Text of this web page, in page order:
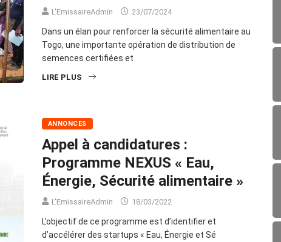
L'EmissaireAdmin 23/07/2024
Dans un élan pour renforcer la sécurité alimentaire au
Togo, une importante opération de distribution de
semences certifiées et
LIRE PLUS
ANNONCES
Appel à candidatures :
Programme NEXUS « Eau,
Énergie, Sécurité alimentaire »
L'EmissaireAdmin 18/03/2022
L’objectif de ce programme est d’identifier et
d’accélérer des startups « Eau, Énergie et Sé